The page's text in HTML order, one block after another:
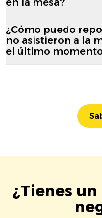
¿Cómo puedo
no asistieron a la
el último
¿Tienes